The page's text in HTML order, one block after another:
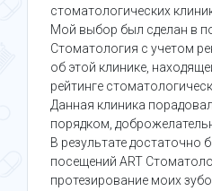
стоматологических
Мой выбор был сделан в
Стоматология с учетом
об этой клинике,
рейтинге
Данная клиника
порядком,
В результате достаточно
посещений АRT
протезирование моих